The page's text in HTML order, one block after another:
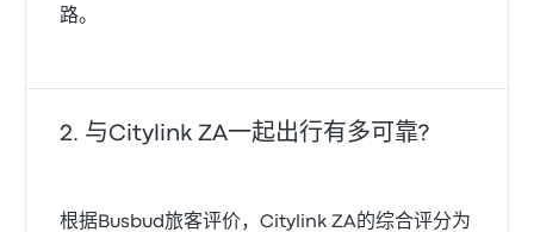
路。
与Citylink ZA一起出行有多可靠?
根据Busbud旅客评价，Citylink ZA的综合评分为